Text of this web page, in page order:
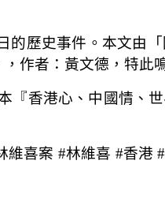
的歷史事件。本文由
作者：黃文德，特此鳴
『香港心、中國情、
喜案 #林維喜 #香